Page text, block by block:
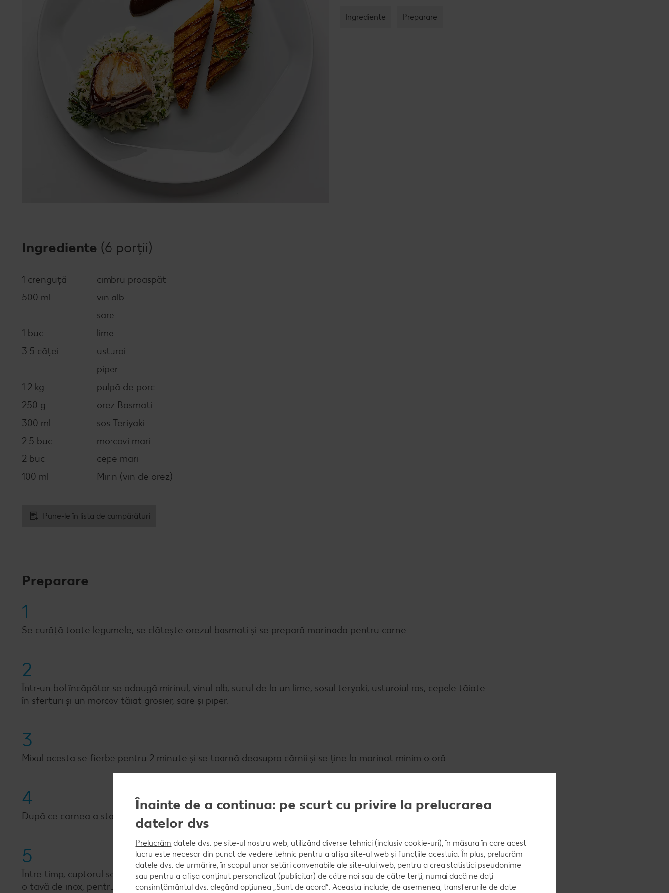
Ingrediente Preparare
Ingrediente (6 porții)
1 crenguță
cimbru proaspăt
500 ml
vin alb
sare
1 buc
lime
3.5 căței
usturoi
piper
1.2 kg
pulpă de porc
250 g
orez Basmati
300 ml
sos Teriyaki
2.5 buc
morcovi mari
2 buc
cepe mari
100 ml
Mirin (vin de orez)
Pune-le în lista de cumpărături
Preparare
1
Se curăță toate legumele, se clătește orezul basmati și se prepară marinada pentru carne.
2
Într-un bol încăpător se adaugă mirinul, vinul alb, sucul de la un lime, sosul teryaki, usturoiul ras, cepele tăiate
în sferturi și un morcov tăiat grosier, sare și piper.
3
Mixul acesta se fierbe pentru 2 minute și se toarnă deasupra cărnii și se ține la marinat minim o oră.
4
După ce carnea a stat la marinat, aceasta se trage la tigaie, în puțin ulei de măsline, pentru a avea o crustă.
5
Între timp, cuptorul se încinge la 200C, iar după ce s-a format cursa, se tine la cuptor friptura, de preferat într-
o tavă de inox, pentru minim 3 ore.
Înainte de a continua: pe scurt cu privire la prelucrarea
datelor dvs
Prelucrăm datele dvs. pe site-ul nostru web, utilizând diverse tehnici (inclusiv cookie-uri), în măsura în care acest
lucru este necesar din punct de vedere tehnic pentru a afișa site-ul web și funcțiile acestuia. În plus, prelucrăm
datele dvs. de urmărire, în scopul unor setări convenabile ale site-ului web, pentru a crea statistici pseudonime
sau pentru a afișa conținut personalizat (publicitar) de către noi sau de către terți, numai dacă ne dați
consimțământul dvs. alegând opțiunea „Sunt de acord”. Aceasta include, de asemenea, transferurile de date